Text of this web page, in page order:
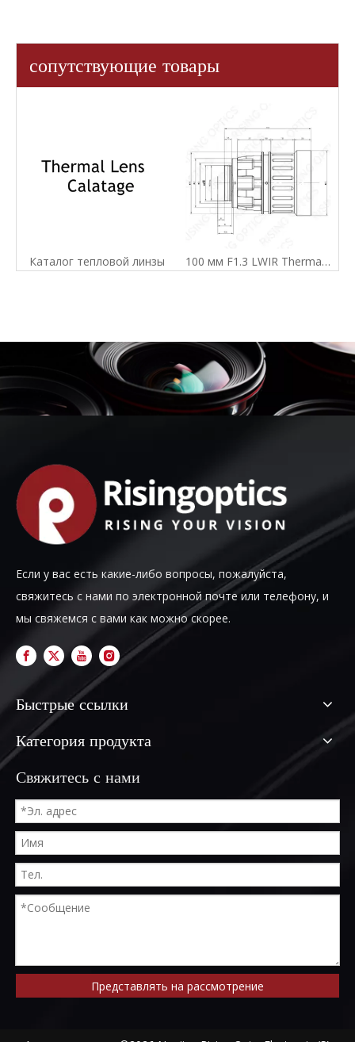
сопутствующие товары
Каталог тепловой линзы 100 мм F1.3 LWIR Thermal Imager Lens для 640x512-17UM
Если у вас есть какие-либо вопросы, пожалуйста,
свяжитесь с нами по электронной почте или телефону, и
мы свяжемся с вами как можно скорее.
Быстрые ссылки
Категория продукта
Свяжитесь с нами
Представлять на рассмотрение